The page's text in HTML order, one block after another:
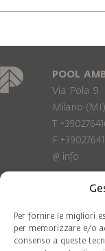
Per fornire le migliori
per memorizzare e/o
consenso a queste
POOL
Via Pola 9
Milano
T
F
@ info
Privacy
Cookie
COD. FISC.